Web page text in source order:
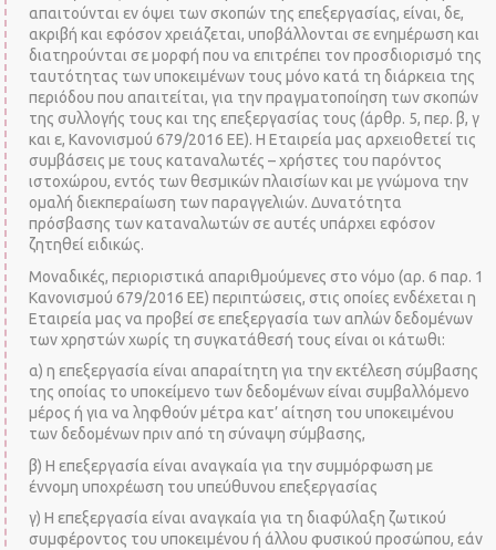
απαιτούνται εν όψει των σκοπών της επεξεργασίας, είναι, δε,
ακριβή και εφόσον χρειάζεται, υποβάλλονται σε ενημέρωση και
διατηρούνται σε μορφή που να επιτρέπει τον προσδιορισμό της
ταυτότητας των υποκειμένων τους μόνο κατά τη διάρκεια της
περιόδου που απαιτείται, για την πραγματοποίηση των σκοπών
της συλλογής τους και της επεξεργασίας τους (άρθρ. 5, περ. β, γ
και ε, Κανονισμού 679/2016 ΕΕ). Η Εταιρεία μας αρχειοθετεί τις
συμβάσεις με τους καταναλωτές – χρήστες του παρόντος
ιστοχώρου, εντός των θεσμικών πλαισίων και με γνώμονα την
ομαλή διεκπεραίωση των παραγγελιών. Δυνατότητα
πρόσβασης των καταναλωτών σε αυτές υπάρχει εφόσον
ζητηθεί ειδικώς.
Μοναδικές, περιοριστικά απαριθμούμενες στο νόμο (αρ. 6 παρ. 1
Κανονισμού 679/2016 ΕΕ) περιπτώσεις, στις οποίες ενδέχεται η
Εταιρεία μας να προβεί σε επεξεργασία των απλών δεδομένων
των χρηστών χωρίς τη συγκατάθεσή τους είναι οι κάτωθι:
α) η επεξεργασία είναι απαραίτητη για την εκτέλεση σύμβασης
της οποίας το υποκείμενο των δεδομένων είναι συμβαλλόμενο
μέρος ή για να ληφθούν μέτρα κατ’ αίτηση του υποκειμένου
των δεδομένων πριν από τη σύναψη σύμβασης,
β) Η επεξεργασία είναι αναγκαία για την συμμόρφωση με
έννομη υποχρέωση του υπεύθυνου επεξεργασίας
γ) Η επεξεργασία είναι αναγκαία για τη διαφύλαξη ζωτικού
συμφέροντος του υποκειμένου ή άλλου φυσικού προσώπου, εάν